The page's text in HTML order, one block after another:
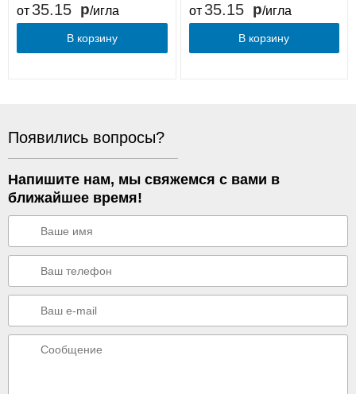
от 35.15 /игла
В корзину
от 35.15 /игла
В корзину
Появились вопросы?
Напишите нам, мы свяжемся с вами в
ближайшее время!